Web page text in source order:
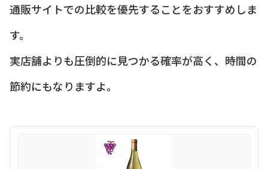
通販サイトでの比較を優先することをおすすめしま
す。
実店舗よりも圧倒的に見つかる確率が高く、時間の
節約にもなりますよ。